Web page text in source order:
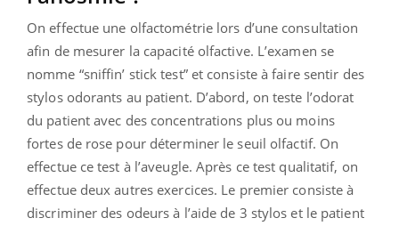
On effectue une olfactométrie lors d’une consultation
afin de mesurer la capacité olfactive. L’examen se
nomme “sniffin’ stick test” et consiste à faire sentir des
stylos odorants au patient. D’abord, on teste l’odorat
du patient avec des concentrations plus ou moins
fortes de rose pour déterminer le seuil olfactif. On
effectue ce test à l’aveugle. Après ce test qualitatif, on
effectue deux autres exercices. Le premier consiste à
discriminer des odeurs à l’aide de 3 stylos et le patient